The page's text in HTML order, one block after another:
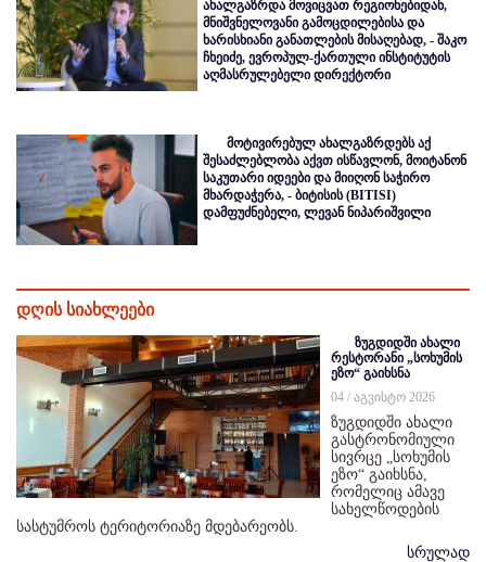
ახალგაზრდა მოვიცვათ რეგიონებიდან,
მნიშვნელოვანი გამოცდილებისა და
ხარისხიანი განათლების მისაღებად, - შაკო
ჩხეიძე, ევროპულ-ქართული ინსტიტუტის
აღმასრულებელი დირექტორი
მოტივირებულ ახალგაზრდებს აქ
შესაძლებლობა აქვთ ისწავლონ, მოიტანონ
საკუთარი იდეები და მიიღონ საჭირო
მხარდაჭერა, - ბიტისის (BITISI)
დამფუძნებელი, ლევან ნიპარიშვილი
დღის სიახლეები
ზუგდიდში ახალი
რესტორანი „სოხუმის
ეზო“ გაიხსნა
04 / აგვისტო 2026
ზუგდიდში ახალი
გასტრონომიული
სივრცე „სოხუმის
ეზო“ გაიხსნა,
რომელიც ამავე
სახელწოდების
სასტუმროს ტერიტორიაზე მდებარეობს.
სრულად